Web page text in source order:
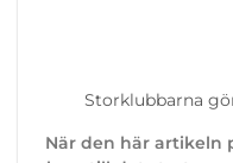
Storklubbarna
När den här artikeln